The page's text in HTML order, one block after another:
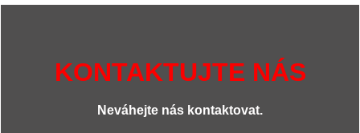
KONTAKTUJTE NÁS
Neváhejte nás kontaktovat.